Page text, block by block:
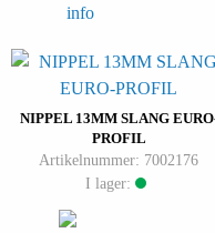
NIPPEL 13MM SLANG
PROFIL
Artikelnummer: 7002176
I lager: